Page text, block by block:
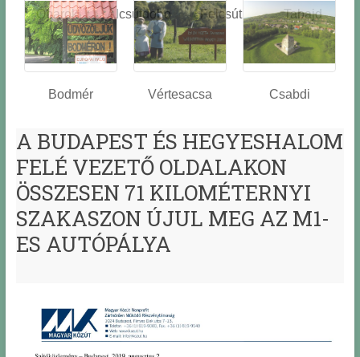
Óbarok
Alcsútdobo
z
Felcsút Tabajd
Bodmér Vértesacsa Csabdi
A BUDAPEST ÉS HEGYESHALOM
FELÉ VEZETŐ OLDALAKON
ÖSSZESEN 71 KILOMÉTERNYI
SZAKASZON ÚJUL MEG AZ M1-
ES AUTÓPÁLYA